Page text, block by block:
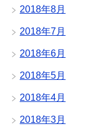
2018年8月
2018年7月
2018年6月
2018年5月
2018年4月
2018年3月